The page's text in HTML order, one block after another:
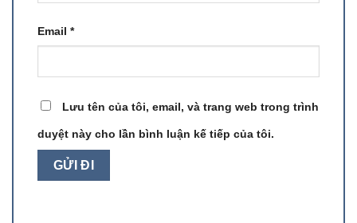
Email *
Lưu tên của tôi, email, và trang web trong trình
duyệt này cho lần bình luận kế tiếp của tôi.